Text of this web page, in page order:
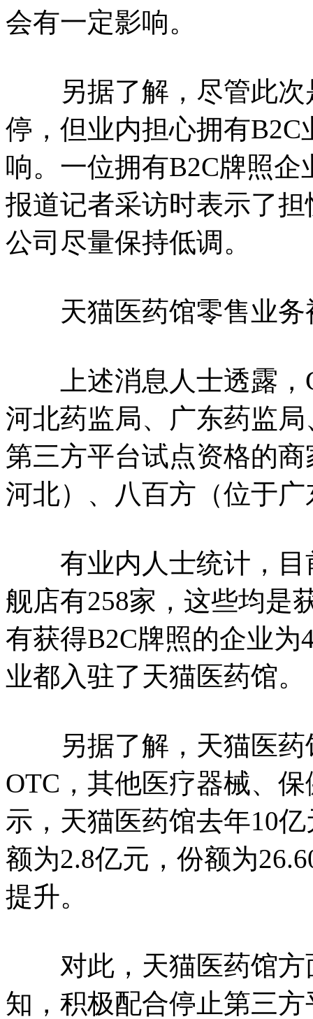
会有一定影响。
另据了解，尽管此次
停，但业内担心拥有
响。一位拥有B2C牌照
报道记者采访时表示了
公司尽量保持低调。
天猫医药馆零售业务
上述消息人士透露，
河北药监局、广东药监
第三方平台试点资格的
河北）、八百方（位于
有业内人士统计，目
舰店有258家，这些均是
有获得B2C牌照的企业为
业都入驻了天猫医药馆。
另据了解，天猫医药
OTC，其他医疗器械、
示，天猫医药馆去年10
额为2.8亿元，份额为
提升。
对此，天猫医药馆方
知，积极配合停止第三